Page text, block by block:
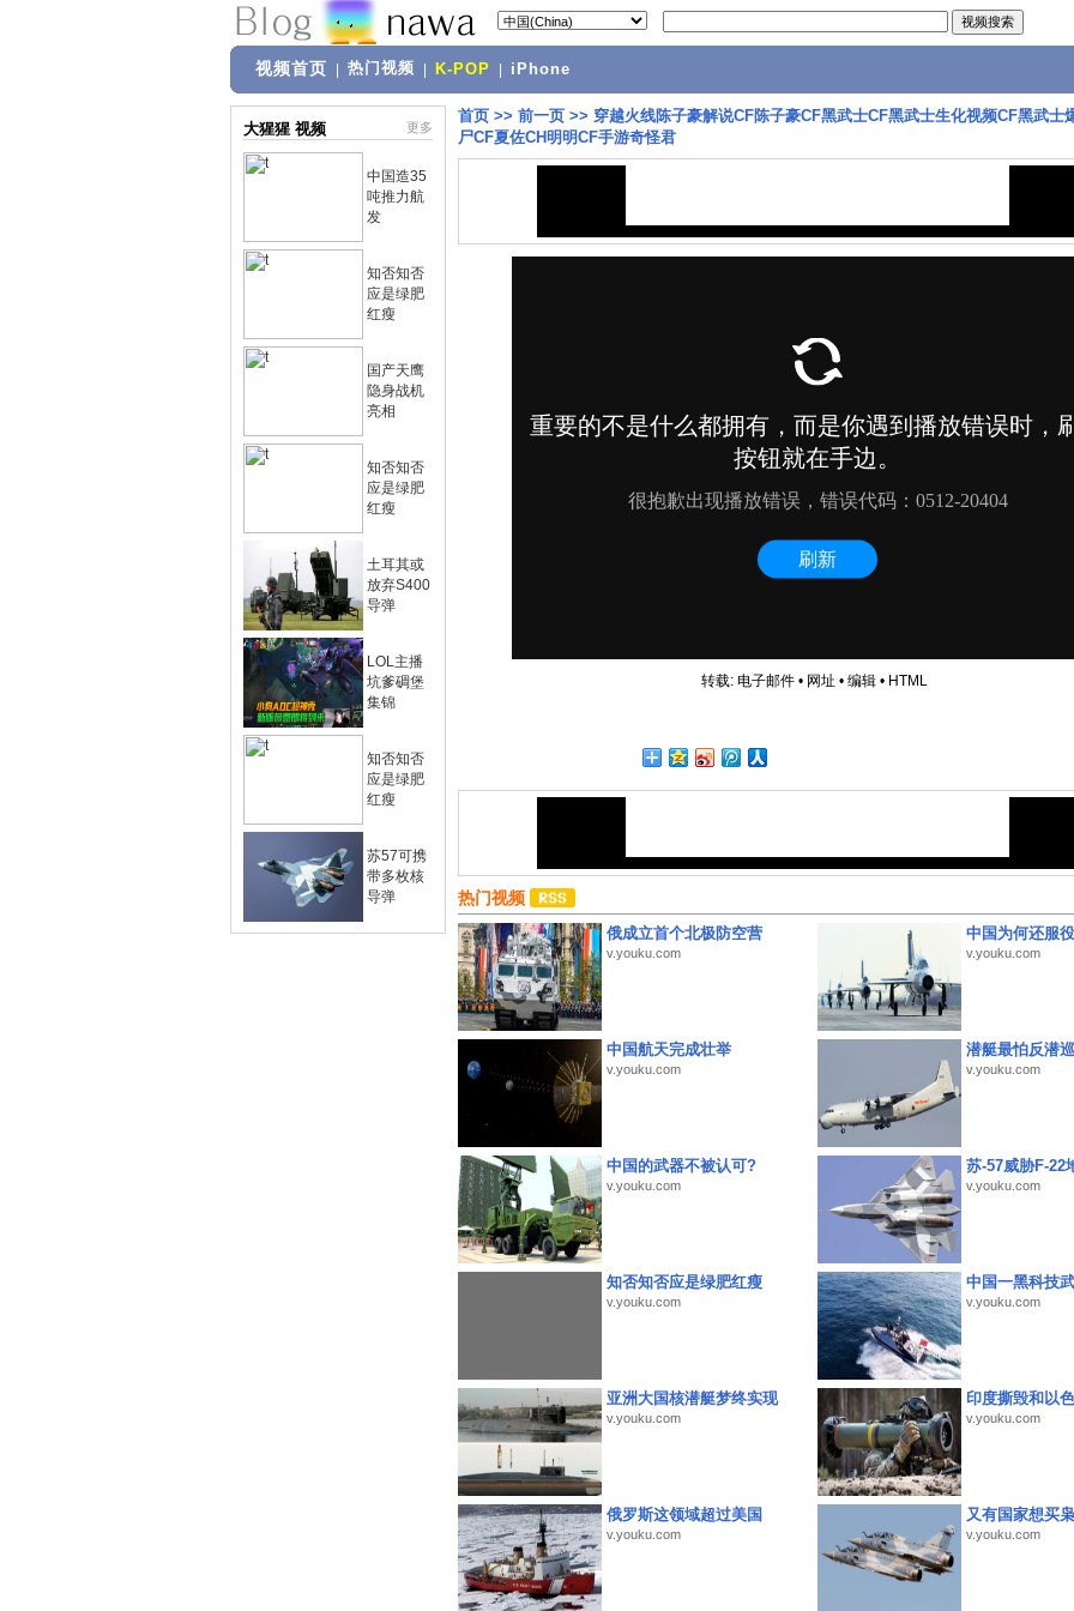
视频首页 热门视频 K-POP iPhone
大猩猩 视频 更多
中国造35
吨推力航
发
知否知否
应是绿肥
红瘦
国产天鹰
隐身战机
亮相
知否知否
应是绿肥
红瘦
土耳其或
放弃S400
导弹
LOL主播
坑爹碉堡
集锦
知否知否
应是绿肥
红瘦
苏57可携
带多枚核
导弹
首页 >> 前一页 >> 穿越火线陈子豪解说CF陈子豪CF黑武士CF黑武士生化视频CF黑武士
尸CF夏佐CH明明CF手游奇怪君
转载: 电子邮件• 网址 • 编辑• HTML
热门视频
俄成立首个北极防空营
v.youku.com
中国为何还服
v.youku.com
中国航天完成壮举
v.youku.com
潜艇最怕反潜
v.youku.com
中国的武器不被认可?
v.youku.com
苏-57威胁F-22
v.youku.com
知否知否应是绿肥红瘦
v.youku.com
中国一黑科技
v.youku.com
亚洲大国核潜艇梦终实现
v.youku.com
印度撕毁和以
v.youku.com
俄罗斯这领域超过美国
v.youku.com
又有国家想买
v.youku.com